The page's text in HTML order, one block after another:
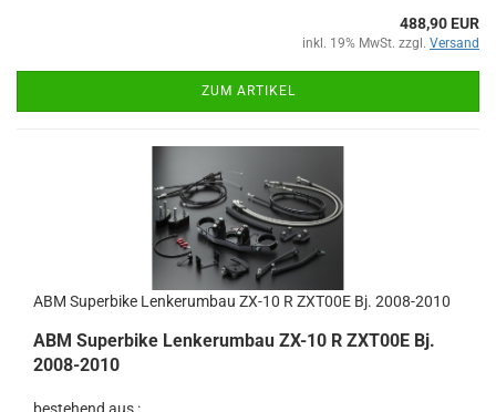
488,90 EUR
inkl. 19% MwSt. zzgl. Versand
ZUM ARTIKEL
ABM Superbike Lenkerumbau ZX-10 R ZXT00E Bj. 2008-2010
ABM Superbike Lenkerumbau ZX-10 R ZXT00E Bj.
2008-2010
bestehend aus :